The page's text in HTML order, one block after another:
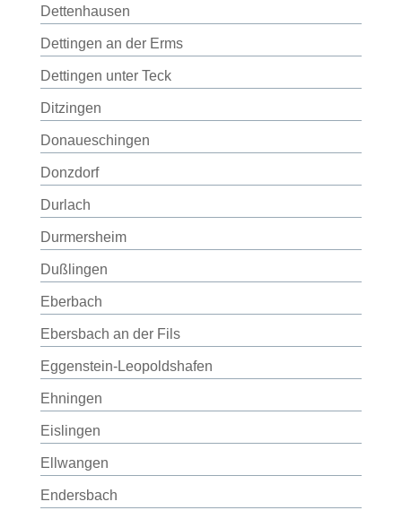
Dettenhausen
Dettingen an der Erms
Dettingen unter Teck
Ditzingen
Donaueschingen
Donzdorf
Durlach
Durmersheim
Dußlingen
Eberbach
Ebersbach an der Fils
Eggenstein-Leopoldshafen
Ehningen
Eislingen
Ellwangen
Endersbach